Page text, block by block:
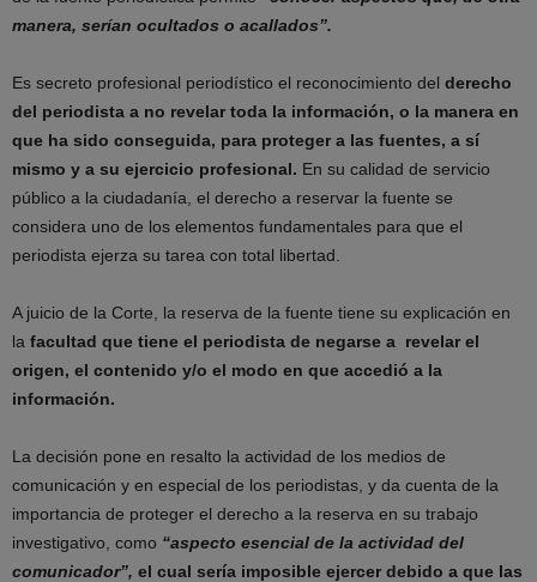
manera, serían ocultados o acallados”.
Es secreto profesional periodístico el reconocimiento del derecho
del periodista a no revelar toda la información, o la manera en
que ha sido conseguida, para proteger a las fuentes, a sí
mismo y a su ejercicio profesional. En su calidad de servicio
público a la ciudadanía, el derecho a reservar la fuente se
considera uno de los elementos fundamentales para que el
periodista ejerza su tarea con total libertad.
A juicio de la Corte, la reserva de la fuente tiene su explicación en
la facultad que tiene el periodista de negarse a revelar el
origen, el contenido y/o el modo en que accedió a la
información.
La decisión pone en resalto la actividad de los medios de
comunicación y en especial de los periodistas, y da cuenta de la
importancia de proteger el derecho a la reserva en su trabajo
investigativo, como “aspecto esencial de la actividad del
comunicador”, el cual sería imposible ejercer debido a que las